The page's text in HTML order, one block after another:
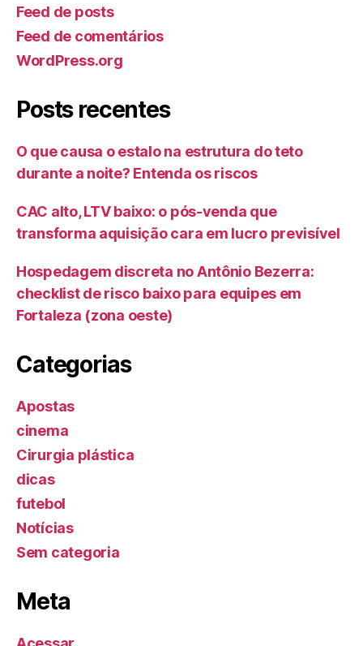
Feed de posts
Feed de comentários
WordPress.org
Posts recentes
O que causa o estalo na estrutura do teto
durante a noite? Entenda os riscos
CAC alto, LTV baixo: o pós-venda que
transforma aquisição cara em lucro previsível
Hospedagem discreta no Antônio Bezerra:
checklist de risco baixo para equipes em
Fortaleza (zona oeste)
Categorias
Apostas
cinema
Cirurgia plástica
dicas
futebol
Notícias
Sem categoria
Meta